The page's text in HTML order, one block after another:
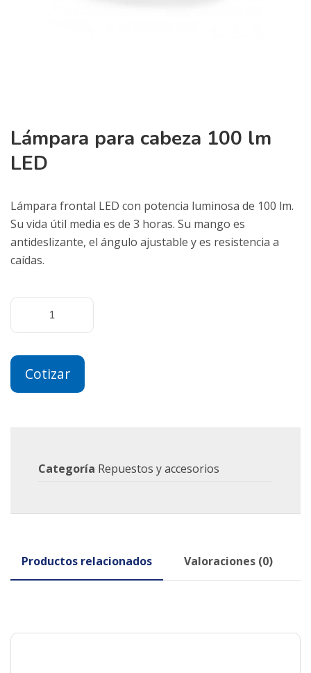
Lámpara para cabeza 100 lm
LED
Lámpara frontal LED con potencia luminosa de 100 lm.
Su vida útil media es de 3 horas. Su mango es
antideslizante, el ángulo ajustable y es resistencia a
caídas.
Cotizar
Categoría Repuestos y accesorios
Productos relacionados Valoraciones (0)